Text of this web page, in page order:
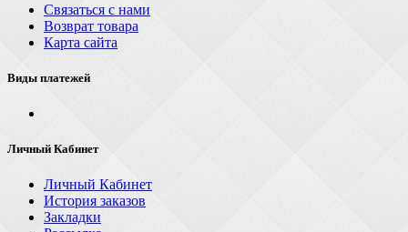
Связаться с нами
Возврат товара
Карта сайта
Виды платежей
Личный Кабинет
Личный Кабинет
История заказов
Закладки